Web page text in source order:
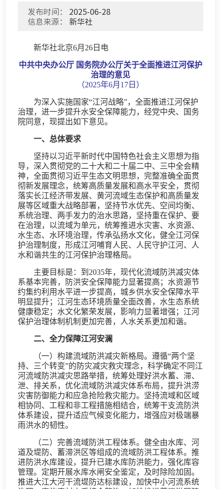
发布时间：
2025-06-28
信息来源：
新华社
新华社北京6月26日电
中共中央办公厅 国务院办公厅关于全面推进江河保护
治理的意见
（2025年6月17日）
为深入实施国家“江河战略”，全面推进江河保护
治理，进一步提升水安全保障能力，经党中央、国务
院同意，现提出如下意见。
一、总体要求
坚持以习近平新时代中国特色社会主义思想为指
导，深入贯彻党的二十大和二十届二中、三中全会精
神，全面贯彻习近平生态文明思想，完整准确全面贯
彻新发展理念，统筹高质量发展和高水平安全，贯彻
落实长江经济带发展、黄河流域生态保护和高质量发
展等区域重大战略部署，坚持节水优先、空间均衡、
系统治理、两手发力的治水思路，坚持重在保护、要
在治理，以流域为单元，统筹推进水灾害、水资源、
水生态、水环境治理，传承弘扬水文化，健全江河保
护治理制度，形成江河哺育人民、人民守护江河、人
水和谐共生的江河保护治理格局。
主要目标是：到2035年，现代化流域防洪减灾体
系基本完善，防洪安全保障能力显著提高；水资源节
约集约利用水平进一步提高，城乡供水安全保障水平
明显提升；江河生态环境质量全面改善，水生态系统
健康稳定；水文化繁荣发展，影响力显著增强；江河
保护治理体制机制更加完善，人水关系更加和谐。
二、全力保障江河安澜
（一）构建流域防洪减灾新格局。遵循“两个坚
持、三个转变”的防灾减灾救灾理念，科学确定不同江
河流域防洪减灾思路举措，统筹处理好洪水蓄、滞、
泄、排关系，优化流域防洪减灾体系布局，提升洪涝
灾害防御能力和应急抢险救灾能力。坚持流域和区域
相协同、工程和非工程措施相结合，统筹干支流防洪
体系建设，提升适应气候变化能力，增强应对极端暴
雨洪水的韧性。
（二）完善流域防洪工程体系。健全由水库、河
道及堤防、蓄滞洪区等组成的流域防洪工程体系。推
进防洪水库建设，提升已建水库防洪能力，强化库容
管理。定期开展水库水闸安全鉴定，及时除险加固。
推进大江大河干流堤防达标建设，加快中小河流系统